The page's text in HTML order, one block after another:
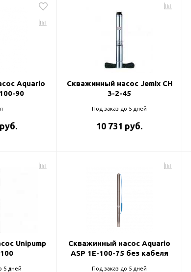
Aquario
90
Скважинный насос Jemix CH
3-2-45
Под заказ до 5 дней
10 731 руб.
Unipump
5 дней
Скважинный насос Aquario
ASP 1E-100-75 без кабеля
Под заказ до 5 дней